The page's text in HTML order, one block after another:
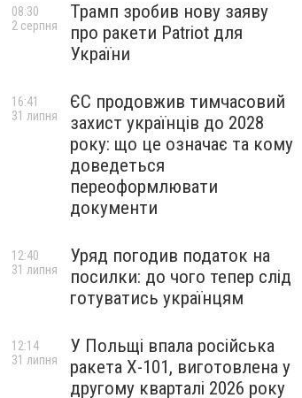
Трамп зробив нову заяву
про ракети Patriot для
України
08:30
2 серпня
ЄС продовжив тимчасовий
захист українців до 2028
року: що це означає та кому
доведеться
переоформлювати
документи
16:41
31 липня
Уряд погодив податок на
посилки: до чого тепер слід
готуватись українцям
12:40
31 липня
У Польщі впала російська
ракета X-101, виготовлена у
другому кварталі 2026 року
12:14
31 липня